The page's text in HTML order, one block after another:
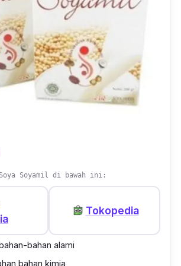
Soya Soyamil di bawah ini:
Tokopedia
bahan alami
bahan kimia